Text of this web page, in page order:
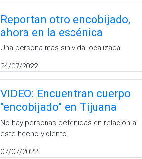
Reportan otro encobijado,
ahora en la escénica
Una persona más sin vida localizada
24/07/2022
VIDEO: Encuentran cuerpo
''encobijado'' en Tijuana
No hay personas detenidas en relación a
este hecho violento.
07/07/2022